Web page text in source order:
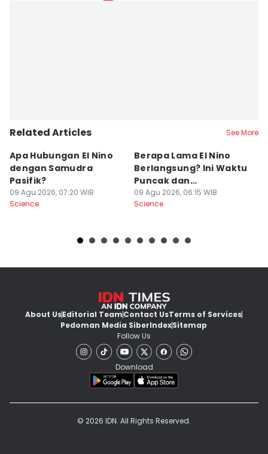
Related Articles See More
Apa Hubungan El Nino
dengan Samudra
Pasifik?
09 Agu 2026, 07:20 WIB
Science
Berapa Lama El Nino
Berlangsung? Ini Waktu
Puncak dan
Penyebabnya
09 Agu 2026, 06:15 WIB
Science
About UsEditorial TeamContact UsTerms of Services
Pedoman Media SiberIndexSitemap
Follow Us
Download
© 2026 IDN. All Rights Reserved.